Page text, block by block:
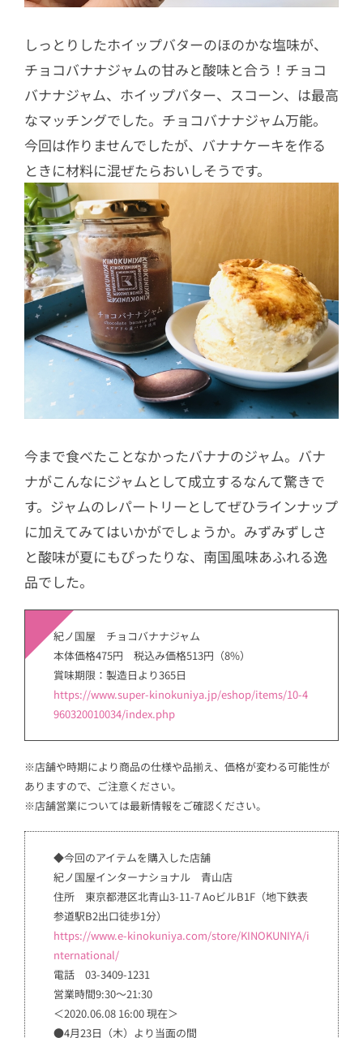
しっとりしたホイップバターのほのかな塩味が、
チョコバナナジャムの甘みと酸味と合う！チョコ
バナナジャム、ホイップバター、スコーン、は最高
なマッチングでした。チョコバナナジャム万能。
今回は作りませんでしたが、バナナケーキを作る
ときに材料に混ぜたらおいしそうです。
今まで食べたことなかったバナナのジャム。バナ
ナがこんなにジャムとして成立するなんて驚きで
す。ジャムのレパートリーとしてぜひラインナップ
に加えてみてはいかがでしょうか。みずみずしさ
と酸味が夏にもぴったりな、南国風味あふれる逸
品でした。
紀ノ国屋 チョコバナナジャム
本体価格475円 税込み価格513円（8%）
賞味期限：製造日より365日
https://www.super-kinokuniya.jp/eshop/items/10-4
960320010034/index.php
※店舗や時期により商品の仕様や品揃え、価格が変わる可能性が
ありますので、ご注意ください。
※店舗営業については最新情報をご確認ください。
◆今回のアイテムを購入した店舗
紀ノ国屋インターナショナル 青山店
住所 東京都港区北青山3-11-7 AoビルB1F（地下鉄表
参道駅B2出口徒歩1分）
https://www.e-kinokuniya.com/store/KINOKUNIYA/i
nternational/
電話 03-3409-1231
営業時間9:30～21:30
＜2020.06.08 16:00 現在＞
●4月23日（木）より当面の間